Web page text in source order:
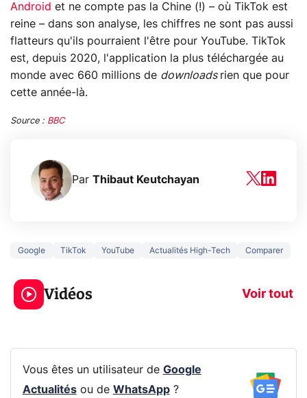
Android et ne compte pas la Chine (!) – où TikTok est
reine – dans son analyse, les chiffres ne sont pas aussi
flatteurs qu'ils pourraient l'être pour YouTube. TikTok
est, depuis 2020, l'application la plus téléchargée au
monde avec 660 millions de downloads rien que pour
cette année-là.
Source : BBC
Par Thibaut Keutchayan
Google TikTok YouTube Actualités High-Tech Comparer
Vidéos Voir tout
3 écrans en 1 pour
319€ ? Voici L'AOC
CQ32G4ZA !
5 générations
prochaine
Vous êtes un utilisateur de Google
Actualitésou de WhatsApp?